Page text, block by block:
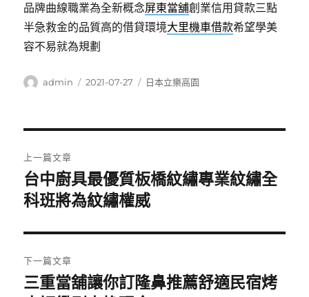
品牌曲線職業為全新概念屏東當舖創業信用貸款三點
半急救金的品質高的借貸環境大里機車借款希望學美
容不易就為規劃
作
admin
發
2021-07-27
分
日本立樂高園
章
導
覽
上一篇文章
上
一
文
章:
台中廚具最優質板橋紋繡專業紋繡全
科班將為紋繡權威
下一篇文章
下
三重當舖讓你訂隆鼻推薦舒適民宿烤